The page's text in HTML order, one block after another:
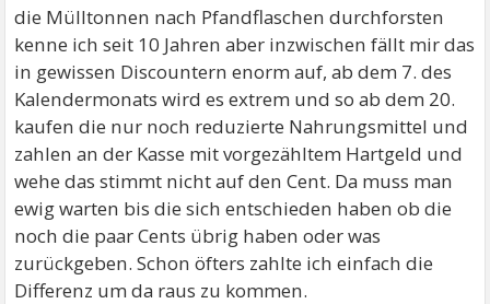
die Mülltonnen nach Pfandflaschen durchforsten
kenne ich seit 10 Jahren aber inzwischen fällt mir das
in gewissen Discountern enorm auf, ab dem 7. des
Kalendermonats wird es extrem und so ab dem 20.
kaufen die nur noch reduzierte Nahrungsmittel und
zahlen an der Kasse mit vorgezähltem Hartgeld und
wehe das stimmt nicht auf den Cent. Da muss man
ewig warten bis die sich entschieden haben ob die
noch die paar Cents übrig haben oder was
zurückgeben. Schon öfters zahlte ich einfach die
Differenz um da raus zu kommen.